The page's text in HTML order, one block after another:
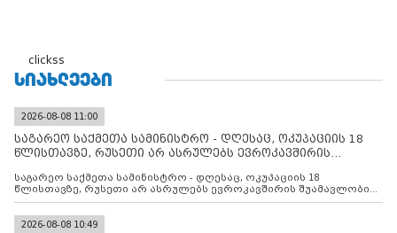
clickss
ᲡᲘᲐᲮᲚᲔᲔᲑᲘ
2026-08-08 11:00
საგარეო საქმეთა სამინისტრო - დღესაც, ოკუპაციის 18
წლისთავზე, რუსეთი არ ასრულებს ევროკავშირის
საგარეო საქმეთა სამინისტრო - დღესაც, ოკუპაციის 18
წლისთავზე, რუსეთი არ ასრულებს ევროკავშირის შუამავლობით
დადებულ 2008 წლის 12 აგვისტოს ცეცხლის შეწყვეტის
კონტროლს ოკუპირებულ რეგიონებში, აგრძელებს მათი
2026-08-08 10:49